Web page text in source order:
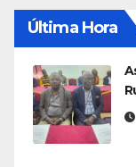
Última Hora